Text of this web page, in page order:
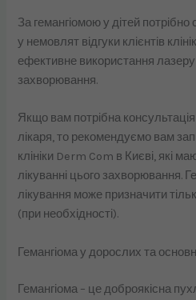
За гемангіомою у дітей потрібно
у немовлят відгуки клієнтів
ефективне використання лазеру
захворювання.
Якщо вам потрібна
лікаря, то рекомендуємо вам
клініки Derm Com в Києві, які
лікуванні цього захворювання.
лікування може призначити
(при необхідності).
Гемангіома у дорослих та
Гемангіома – це доброякісна